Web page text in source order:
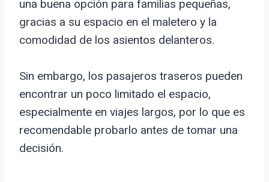
una buena opción para familias pequeñas,
gracias a su espacio en el maletero y la
comodidad de los asientos delanteros.
Sin embargo, los pasajeros traseros pueden
encontrar un poco limitado el espacio,
especialmente en viajes largos, por lo que es
recomendable probarlo antes de tomar una
decisión.